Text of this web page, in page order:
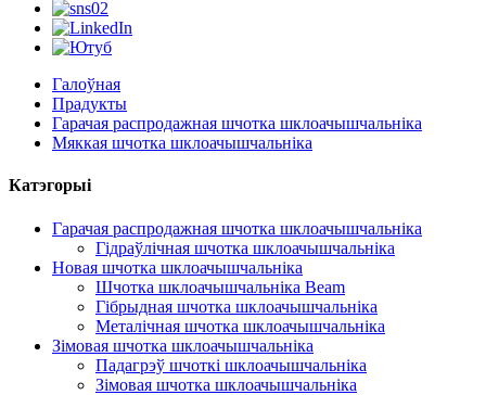
Галоўная
Прадукты
Гарачая распродажная шчотка шклоачышчальніка
Мяккая шчотка шклоачышчальніка
Катэгорыі
Гарачая распродажная шчотка шклоачышчальніка
Гідраўлічная шчотка шклоачышчальніка
Новая шчотка шклоачышчальніка
Шчотка шклоачышчальніка Beam
Гібрыдная шчотка шклоачышчальніка
Металічная шчотка шклоачышчальніка
Зімовая шчотка шклоачышчальніка
Падагрэў шчоткі шклоачышчальніка
Зімовая шчотка шклоачышчальніка